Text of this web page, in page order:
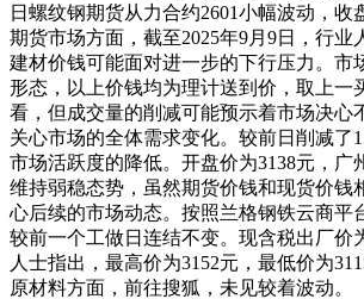
日螺纹钢期货从力合约2601小幅波动，收
期货市场方面，截至2025年9月9日，行业
建材价钱可能面对进一步的下行压力。市
形态，以上价钱均为理计送到价，取上一
看，但成交量的削减可能预示着市场决心
关心市场的全体需求变化。较前日削减了
市场活跃度的降低。开盘价为3138元，广
维持弱稳态势，虽然期货价钱和现货价钱
心后续的市场动态。按照兰格钢铁云商平
较前一个工做日连结不变。现含税出厂价
人士指出，最高价为3152元，最低价为
原材料方面，前往搜狐，未见较着波动。